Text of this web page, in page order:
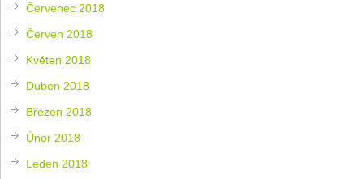
Červenec 2018
Červen 2018
Květen 2018
Duben 2018
Březen 2018
Únor 2018
Leden 2018